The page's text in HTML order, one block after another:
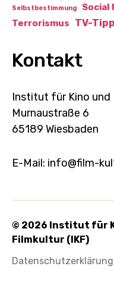
Selbstbestimmung Social
Terrorismus TV-Tipp
Kontakt
Institut für Kino und
Murnaustraße 6
65189 Wiesbaden
E-Mail: info@film-
© 2026 Institut für
Filmkultur (IKF)
Datenschutzerklärung